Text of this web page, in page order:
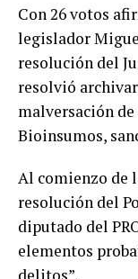
Con 26 votos
legislador
resolución del
resolvió
malversación
Bioinsumos,
Al comienzo de
resolución del
diputado del
elementos